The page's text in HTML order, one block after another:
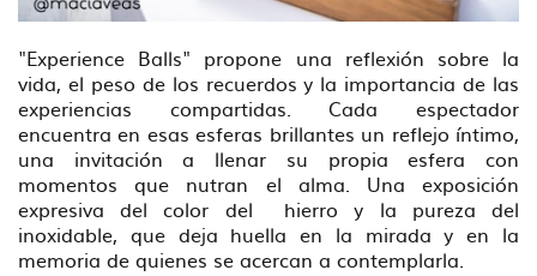
"Experience Balls" propone una reflexión sobre la
vida, el peso de los recuerdos y la importancia de las
experiencias compartidas. Cada espectador
encuentra en esas esferas brillantes un reflejo íntimo,
una invitación a llenar su propia esfera con
momentos que nutran el alma. Una exposición
expresiva del color del hierro y la pureza del
inoxidable, que deja huella en la mirada y en la
memoria de quienes se acercan a contemplarla.